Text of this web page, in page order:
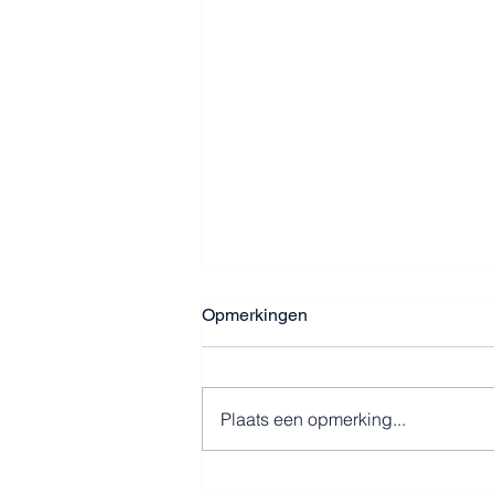
Opmerkingen
Plaats een opmerking...